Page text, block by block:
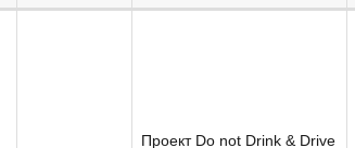
Проект Do not Drink & Drive